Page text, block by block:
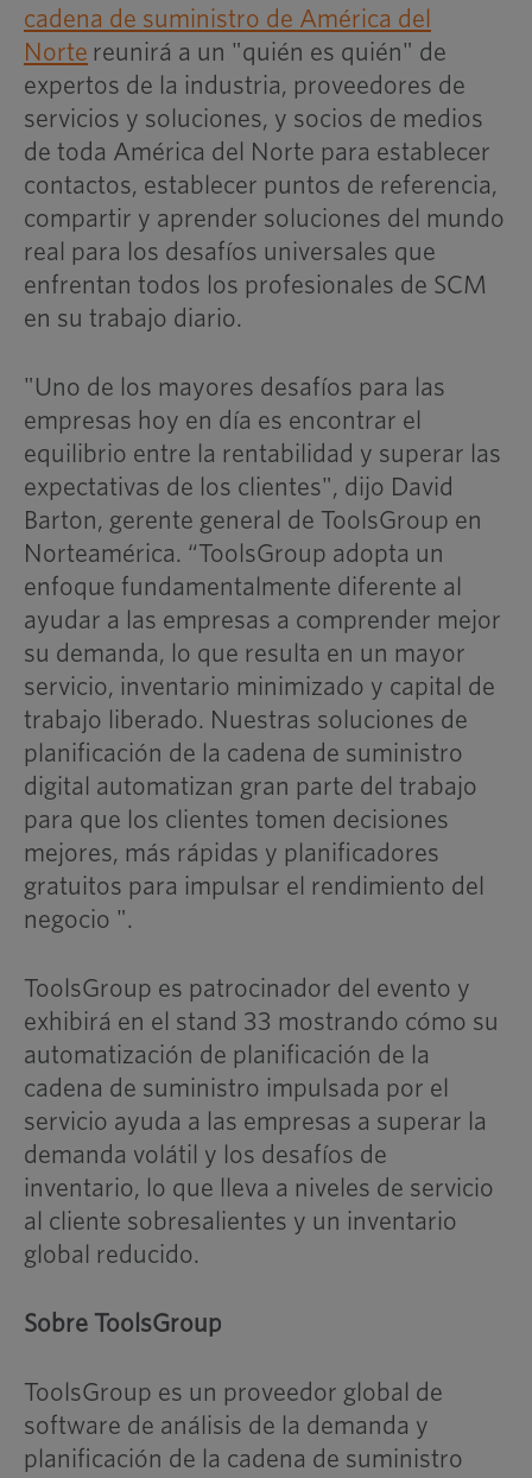
cadena de suministro de América del
Norte reunirá a un "quién es quién" de
expertos de la industria, proveedores de
servicios y soluciones, y socios de medios
de toda América del Norte para establecer
contactos, establecer puntos de referencia,
compartir y aprender soluciones del mundo
real para los desafíos universales que
enfrentan todos los profesionales de SCM
en su trabajo diario.
"Uno de los mayores desafíos para las
empresas hoy en día es encontrar el
equilibrio entre la rentabilidad y superar las
expectativas de los clientes", dijo David
Barton, gerente general de ToolsGroup en
Norteamérica. “ToolsGroup adopta un
enfoque fundamentalmente diferente al
ayudar a las empresas a comprender mejor
su demanda, lo que resulta en un mayor
servicio, inventario minimizado y capital de
trabajo liberado. Nuestras soluciones de
planificación de la cadena de suministro
digital automatizan gran parte del trabajo
para que los clientes tomen decisiones
mejores, más rápidas y planificadores
gratuitos para impulsar el rendimiento del
negocio ".
ToolsGroup es patrocinador del evento y
exhibirá en el stand 33 mostrando cómo su
automatización de planificación de la
cadena de suministro impulsada por el
servicio ayuda a las empresas a superar la
demanda volátil y los desafíos de
inventario, lo que lleva a niveles de servicio
al cliente sobresalientes y un inventario
global reducido.
Sobre ToolsGroup
ToolsGroup es un proveedor global de
software de análisis de la demanda y
planificación de la cadena de suministro